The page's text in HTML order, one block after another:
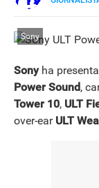
Sony
Sonyha
Power Sound,
Tower 10, ULT
over-ear ULT